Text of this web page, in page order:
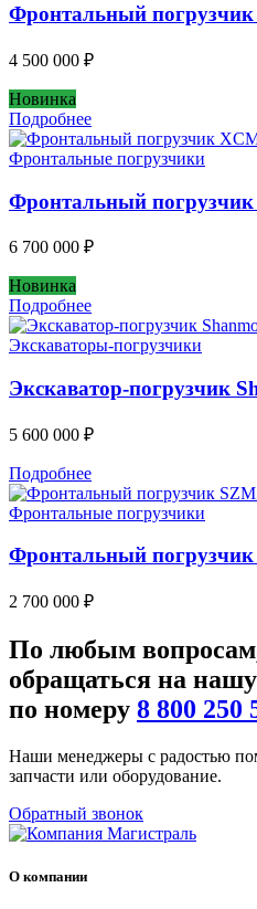
Фронтальный
4 500 000 ₽
Новинка
Подробнее
Фронтальные погрузчики
Фронтальный
6 700 000 ₽
Новинка
Подробнее
Экскаваторы-погрузчики
Экскаватор-погрузчик
5 600 000 ₽
Подробнее
Фронтальные погрузчики
Фронтальный
2 700 000 ₽
По любым вопросам
обращаться на нашу
по номеру 8 800 250
Наши менеджеры с радостью
запчасти или оборудование.
Обратный звонок
О компании